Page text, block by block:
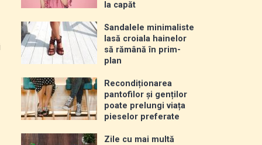
la capăt
Sandalele minimaliste
lasă croiala hainelor
să rămână în prim-
plan
Recondiționarea
pantofilor și genților
poate prelungi viața
pieselor preferate
Zile cu mai multă